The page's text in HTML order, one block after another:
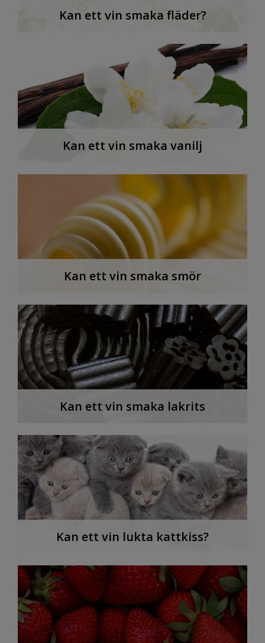
Kan ett vin smaka fläder?
Kan ett vin smaka vanilj
Kan ett vin smaka smör
Kan ett vin smaka lakrits
Kan ett vin lukta kattkiss?